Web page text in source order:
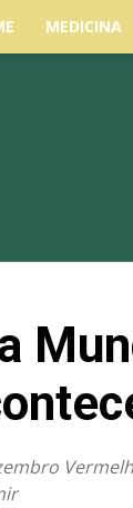
MEDICINA